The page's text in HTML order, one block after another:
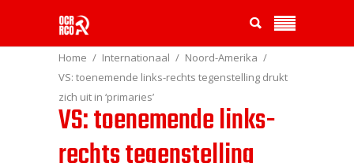
Home Internationaal
Noord-Amerika
VS: toenemende links-rechts tegenstelling drukt
zich uit in ‘primaries’
VS: toenemende links-